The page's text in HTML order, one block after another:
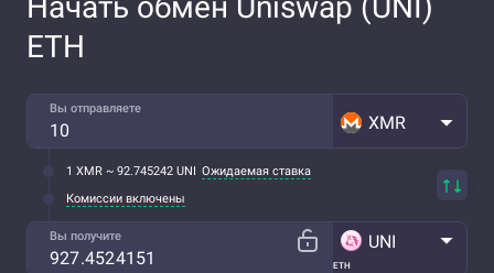
Начать обмен Uniswap (UNI)
ETH
Вы отправляете
XMR
1 XMR ~ 92.745242 UNI Ожидаемая ставка
Комиссии включены
Вы получите
ETH
UNI